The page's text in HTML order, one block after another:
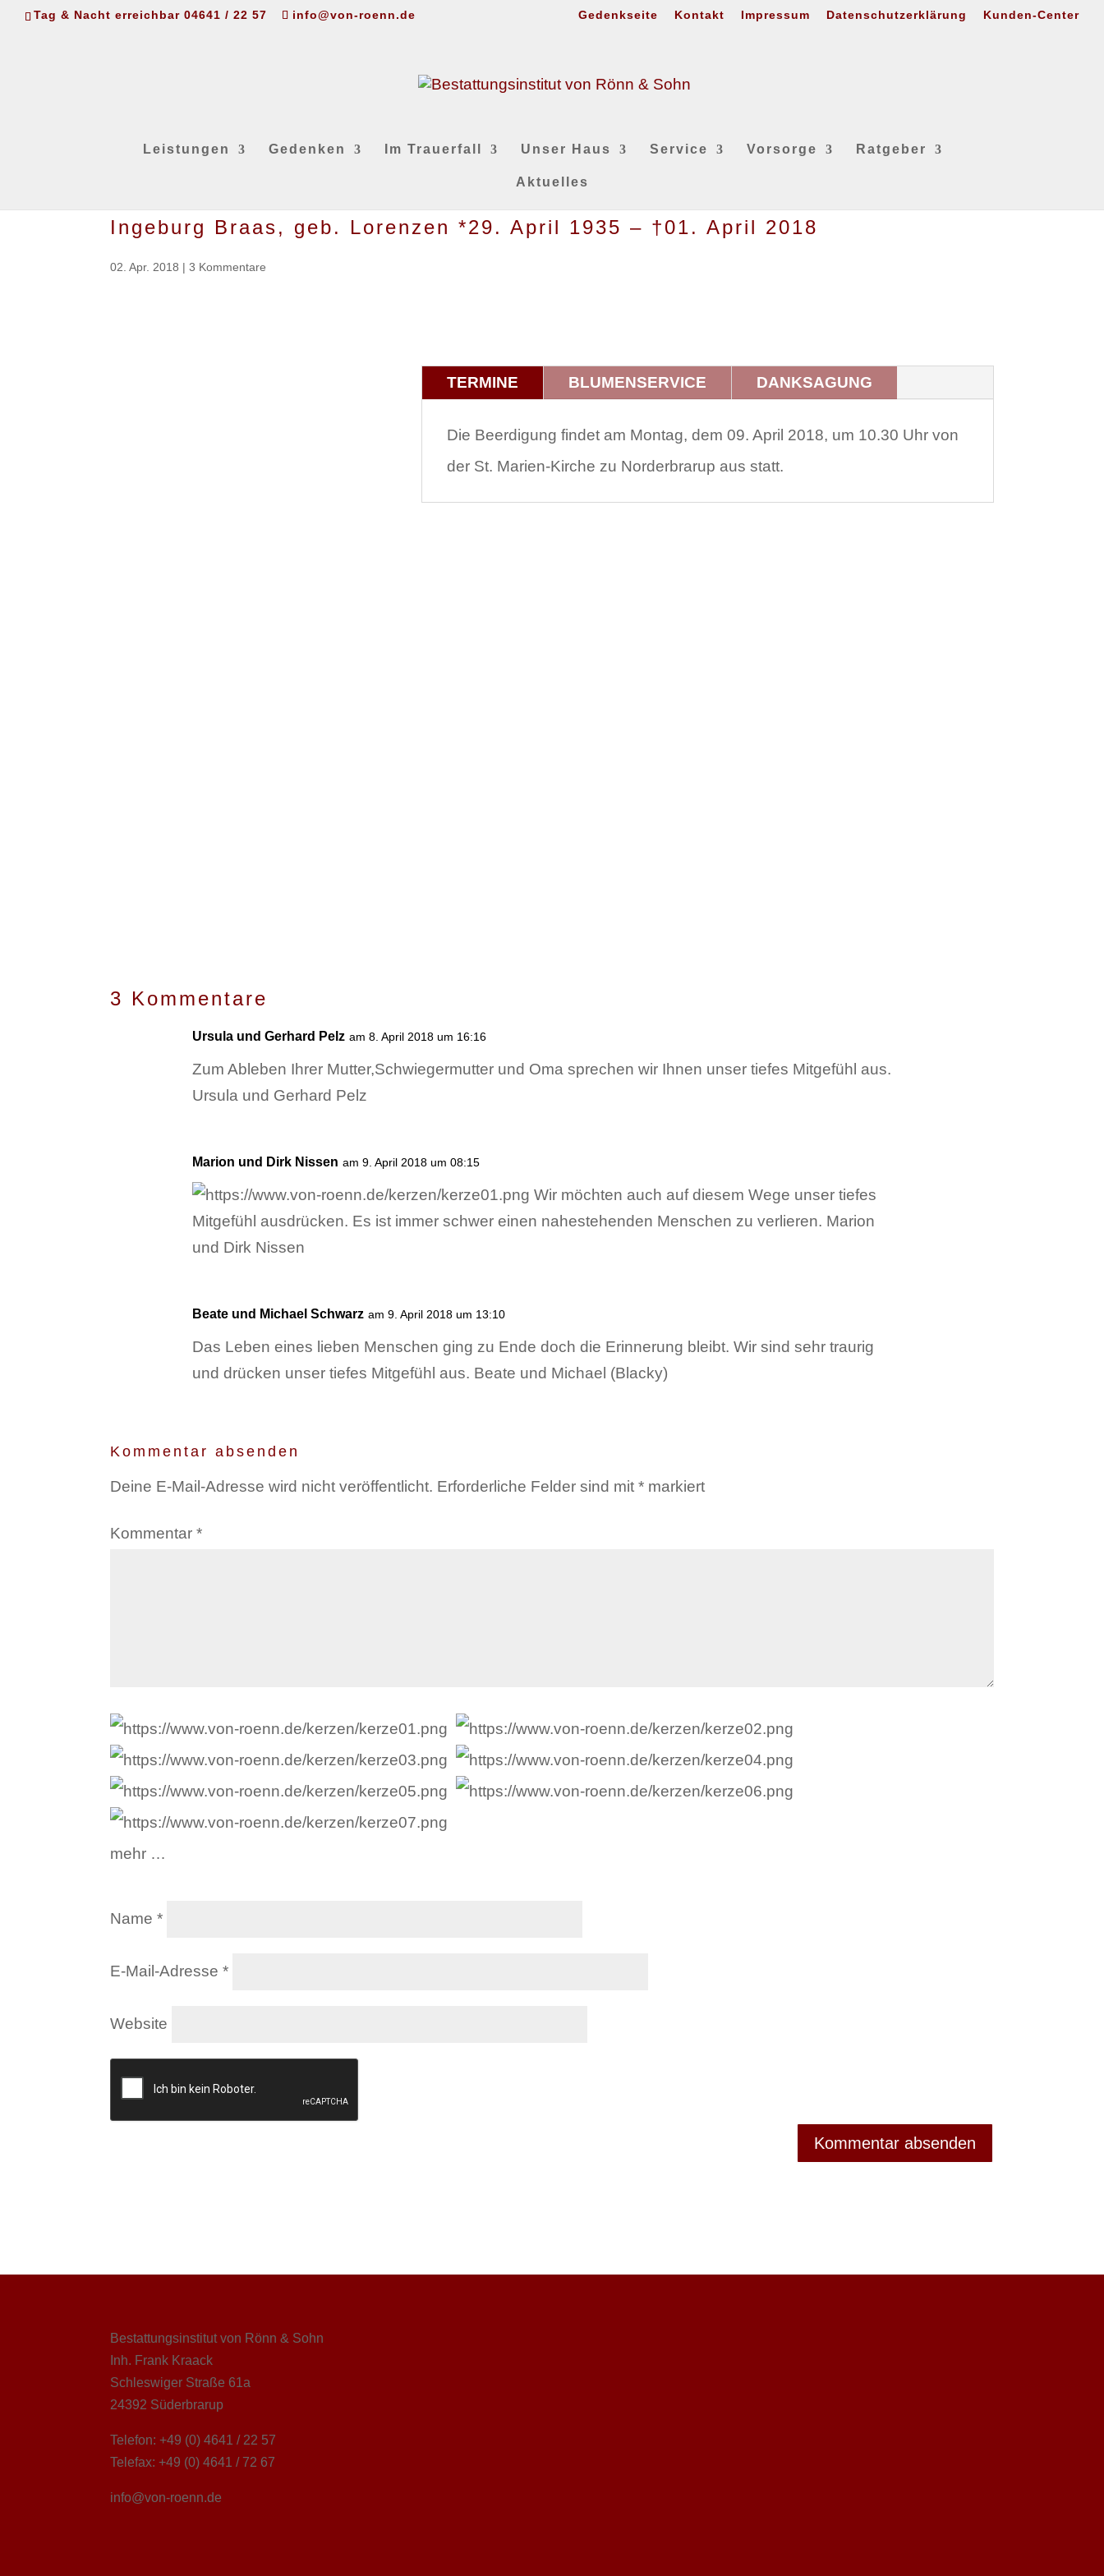
Tag & Nacht erreichbar 04641 / 22 57 info@von-roenn.de Gedenkseite Kontakt Impressum Datenschutzerklärung Kunden-Center
Leistungen Gedenken Im Trauerfall Unser Haus Service Vorsorge Ratgeber
Aktuelles
Ingeburg Braas, geb. Lorenzen *29. April 1935 – †01. April 2018
02. Apr. 2018 |3 Kommentare
TERMINE BLUMENSERVICE DANKSAGUNG
Die Beerdigung findet am Montag, dem 09. April 2018, um 10.30 Uhr von
der St. Marien-Kirche zu Norderbrarup aus statt.
3 Kommentare
Ursula und Gerhard Pelz am 8. April 2018 um 16:16
Zum Ableben Ihrer Mutter,Schwiegermutter und Oma sprechen wir Ihnen unser tiefes Mitgefühl aus.
Ursula und Gerhard Pelz
Marion und Dirk Nissen am 9. April 2018 um 08:15
Wir möchten auch auf diesem Wege unser tiefes
Mitgefühl ausdrücken. Es ist immer schwer einen nahestehenden Menschen zu verlieren. Marion
und Dirk Nissen
Beate und Michael Schwarz am 9. April 2018 um 13:10
Das Leben eines lieben Menschen ging zu Ende doch die Erinnerung bleibt. Wir sind sehr traurig
und drücken unser tiefes Mitgefühl aus. Beate und Michael (Blacky)
Kommentar absenden
Deine E-Mail-Adresse wird nicht veröffentlicht. Erforderliche Felder sind mit* markiert
Kommentar*
mehr …
Name*
E-Mail-Adresse*
Website
Bestattungsinstitut von Rönn & Sohn
Inh. Frank Kraack
Schleswiger Straße 61a
24392 Süderbrarup
Telefon: +49 (0) 4641 / 22 57
Telefax: +49 (0) 4641 / 72 67
info@von-roenn.de